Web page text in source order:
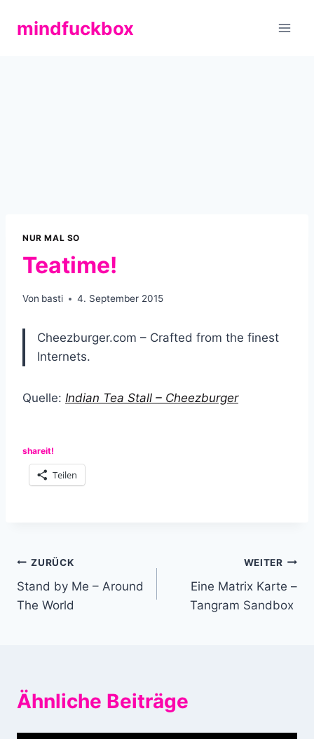
Inhaltmindfuckbox
NUR MAL SO
Teatime!
Von basti 4. September 2015
Cheezburger.com – Crafted from the finest
Internets.
Quelle: Indian Tea Stall – Cheezburger
shareit!
Teilen
Beitragsnavigation
ZURÜCK
Stand by Me – Around
The World
WEITER
Eine Matrix Karte –
Tangram Sandbox
Ähnliche Beiträge